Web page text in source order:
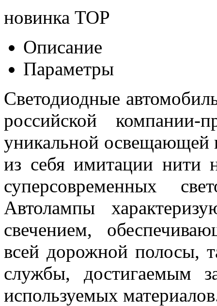
новинка TOP
Описание
Параметры
Светодиодные
российской компании-
уникальной освещающей
из себя имитации нити
суперсовременных
Автолампы
свечением,
всей дорожной полосы,
службы, достигаемым
используемых